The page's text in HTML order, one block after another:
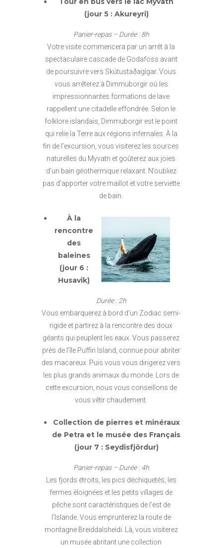
(jour 5 : Akureyri)
Panier-repas – Durée : 8h
Votre visite commencera par un arrêt à la
spectaculaire cascade de Godafoss avant
de poursuivre vers Skútustaðagígar. Vous
vous arrêterez à Dimmuborgir où les
impressionnantes formations de lave
rappellent une citadelle effondrée. Selon le
folklore islandais, Dimmuborgir est le point
qui relie la Terre aux régions infernales. À la
fin de l’excursion, vous visiterez les sources
naturelles du Myvatn et goûterez aux joies
d’un bain géothermique relaxant. N’oubliez
pas d’apporter votre maillot et votre serviette
de bain.
À la
rencontre
des
baleines
(jour 6 :
Husavik)
Durée : 2h
Vous embarquerez à bord d’un Zodiac semi-
rigide et partirez à la rencontre des doux
géants qui peuplent les eaux. Vous passerez
près de l’île Puffin Island, connue pour abriter
des macareux. Puis vous vous dirigerez vers
les plus grands animaux du monde. Lors de
cette excursion, nous vous conseillons de
vous vêtir chaudement.
Collection de pierres et minéraux
de Petra et le musée des Français
(jour 7 : Seydisfjördur)
Panier-repas – Durée : 4h
Les fjords étroits, les pics déchiquetés, les
fermes éloignées et les petits villages de
pêche sont caractéristiques de l’est de
l’Islande. Vous emprunterez la route de
montagne Breiddalsheidi. Là, vous visiterez
un musée abritant une collection